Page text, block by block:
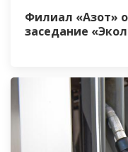
Филиал «Азот»
заседание